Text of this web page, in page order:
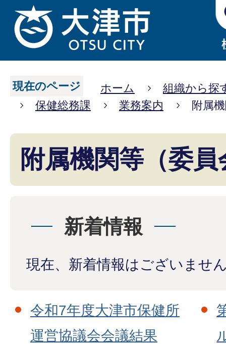
現在のページ ホーム
組織から探
保健総務課
業務案内 附属
附属機関等（委
新着情報
現在、新着情報はございませ
令和7年度大津市保健所
運営協議会会議結果